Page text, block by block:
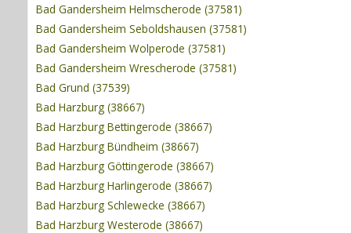
Bad Gandersheim Helmscherode (37581)
Bad Gandersheim Seboldshausen (37581)
Bad Gandersheim Wolperode (37581)
Bad Gandersheim Wrescherode (37581)
Bad Grund (37539)
Bad Harzburg (38667)
Bad Harzburg Bettingerode (38667)
Bad Harzburg Bündheim (38667)
Bad Harzburg Göttingerode (38667)
Bad Harzburg Harlingerode (38667)
Bad Harzburg Schlewecke (38667)
Bad Harzburg Westerode (38667)